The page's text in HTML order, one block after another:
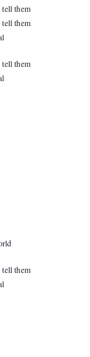
tell them
tell them
tell them
tell them